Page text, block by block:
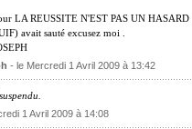
LA REUSSITE N'EST PAS UN HASARD
avait sauté excusez moi .
- le Mercredi 1 Avril 2009 à 13:42
1 Avril 2009 à 14:08